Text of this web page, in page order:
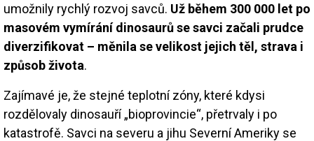
umožnily rychlý rozvoj savců. Už během 300 000 let po
masovém vymírání dinosaurů se savci začali prudce
diverzifikovat – měnila se velikost jejich těl, strava i
způsob života.
Zajímavé je, že stejné teplotní zóny, které kdysi
rozdělovaly dinosauří „bioprovincie“, přetrvaly i po
katastrofě. Savci na severu a jihu Severní Ameriky se